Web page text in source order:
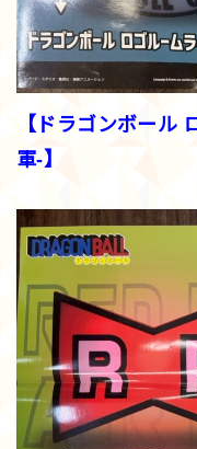
【ドラゴンボール
軍-】